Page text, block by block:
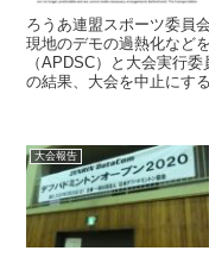
ろうあ連盟スポーツ委員
現地のデモの過熱化など
（APDSC）と大会実行
の結果、大会を中止にす
大会報告